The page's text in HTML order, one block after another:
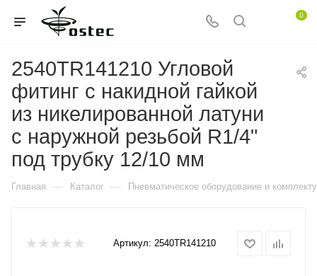
0
2540TR141210 Угловой
фитинг с накидной гайкой
из никелированной латуни
с наружной резьбой R1/4"
под трубку 12/10 мм
Главная — Каталог — Пневматическое оборудование и
Артикул: 2540TR141210